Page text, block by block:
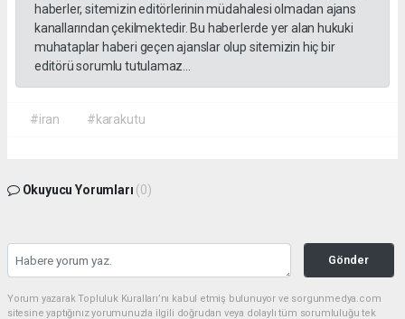
haberler, sitemizin editörlerinin müdahalesi olmadan ajans
kanallarından çekilmektedir. Bu haberlerde yer alan hukuki
muhataplar haberi geçen ajanslar olup sitemizin hiç bir
editörü sorumlu tutulamaz...
#iran #karakutu
Okuyucu Yorumları (0)
Gönder
Yorum yazarak Topluluk Kuralları’nı kabul etmiş bulunuyor ve sorgunmedya.com
sitesine yaptığınız yorumunuzla ilgili doğrudan veya dolaylı tüm sorumluluğu tek